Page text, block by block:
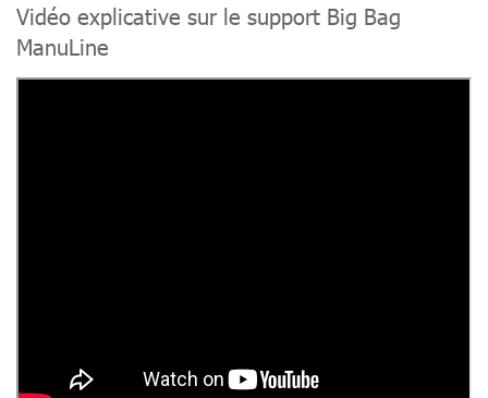
Vidéo explicative sur le support Big Bag
ManuLine